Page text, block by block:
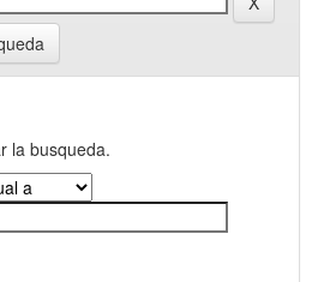
la busqueda.